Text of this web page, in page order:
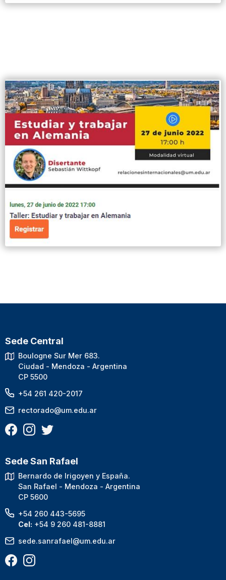
Sede Central
Boulogne Sur Mer 683.
Ciudad - Mendoza - Argentina
CP 5500
+54 261 420-2017
rectorado@um.edu.ar
Sede San Rafael
Bernardo de Irigoyen y España.
San Rafael - Mendoza - Argentina
CP 5600
+54 260 443-5695
Cel: +54 9 260 481-8881
sede.sanrafael@um.edu.ar